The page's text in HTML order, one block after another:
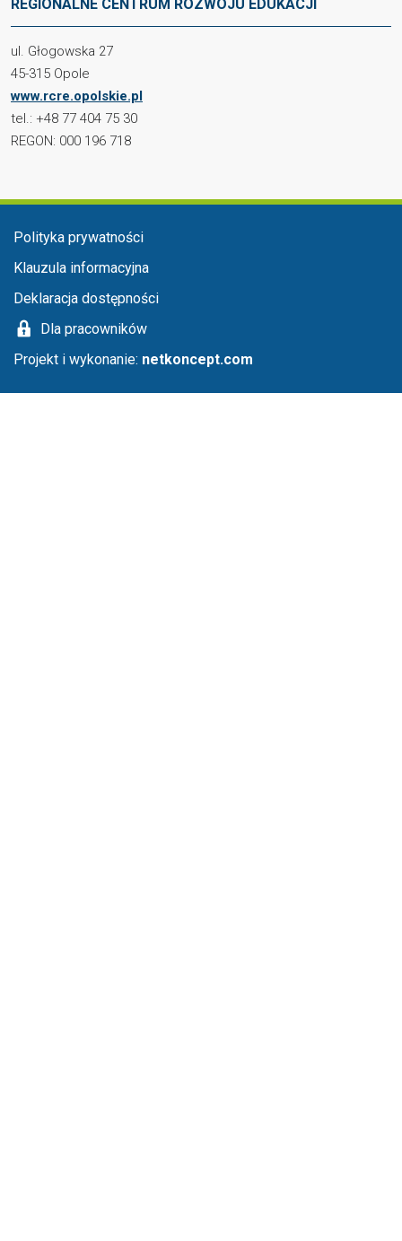
REGIONALNE CENTRUM ROZWOJU EDUKACJI
ul. Głogowska 27
45-315 Opole
www.rcre.opolskie.pl
tel.: +48 77 404 75 30
REGON: 000 196 718
Menu stopka
Polityka prywatności
Klauzula informacyjna
Deklaracja dostępności
Dla pracowników
Projekt i wykonanie: netkoncept.com